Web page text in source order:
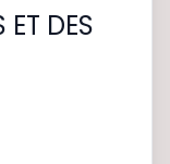
ET DES